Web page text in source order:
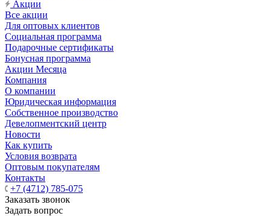
Акции
Все акции
Для оптовых клиентов
Социальная программа
Подарочные сертификаты
Бонусная программа
Акции Месяца
Компания
О компании
Юридическая информация
Собственное производство
Девелопментский центр
Новости
Как купить
Условия возврата
Оптовым покупателям
Контакты
+7 (4712) 785-075
Заказать звонок
Задать вопрос